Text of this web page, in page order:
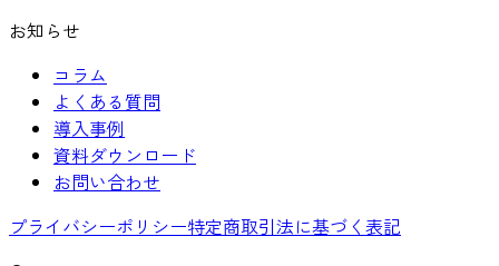
お知らせ
コラム
よくある質問
導入事例
資料ダウンロード
お問い合わせ
プライバシーポリシー特定商取引法に基づく表記